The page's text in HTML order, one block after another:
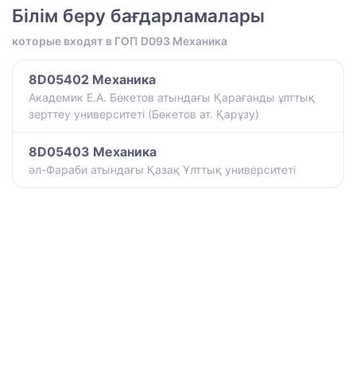
Білім беру бағдарламалары
которые входят в ГОП D093 Механика
8D05402 Механика
Академик Е.А. Бөкетов атындағы Қарағанды ұлттық
зерттеу университеті (Бөкетов ат. Қарұзу)
8D05403 Механика
әл-Фараби атындағы Қазақ Ұлттық университеті